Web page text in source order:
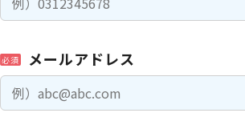
必須 メールアドレス